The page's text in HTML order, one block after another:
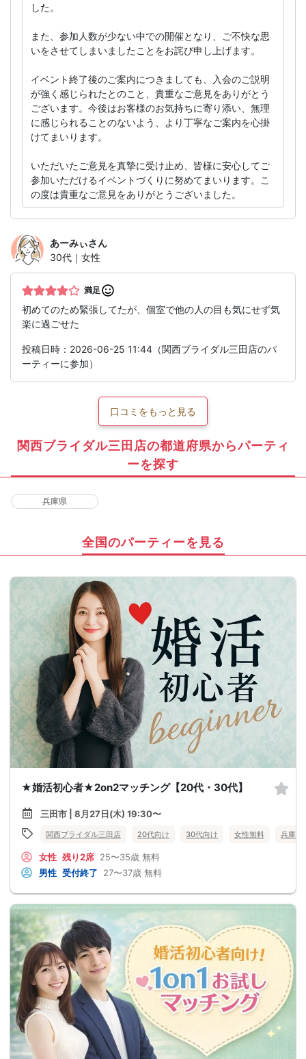
した。
また、参加人数が少ない中での開催となり、ご不快な思
いをさせてしまいましたことをお詫び申し上げます。
イベント終了後のご案内につきましても、入会のご説明
が強く感じられたとのこと、貴重なご意見をありがとう
ございます。今後はお客様のお気持ちに寄り添い、無理
に感じられることのないよう、より丁寧なご案内を心掛
けてまいります。
いただいたご意見を真摯に受け止め、皆様に安心してご
参加いただけるイベントづくりに努めてまいります。こ
の度は貴重なご意見をありがとうございました。
あーみぃさん
30代｜女性
満足
初めてのため緊張してたが、個室で他の人の目も気にせず気
楽に過ごせた
投稿日時：2026-06-25 11:44（関西ブライダル三田店のパ
ーティーに参加）
口コミをもっと見る
関西ブライダル三田店の都道府県からパーティ
ーを探す
兵庫県
全国のパーティーを見る
★婚活初心者★2on2マッチング【20代・30代】
三田市 | 8月27日(木) 19:30〜
関西ブライダル三田店 20代向け 30代向け 女性無料 兵庫県
女性 残り2席 25〜35歳 無料
男性 受付終了 27〜37歳 無料